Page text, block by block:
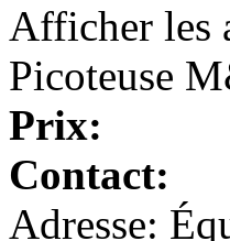
Afficher les
Picoteuse
Prix:
Contact:
Adresse: